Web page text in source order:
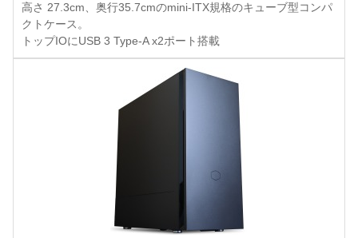
高さ 27.3cm、奥行35.7cmのmini-ITX規格のキューブ型コンパ
クトケース。
トップIOにUSB 3 Type-A x2ポート搭載